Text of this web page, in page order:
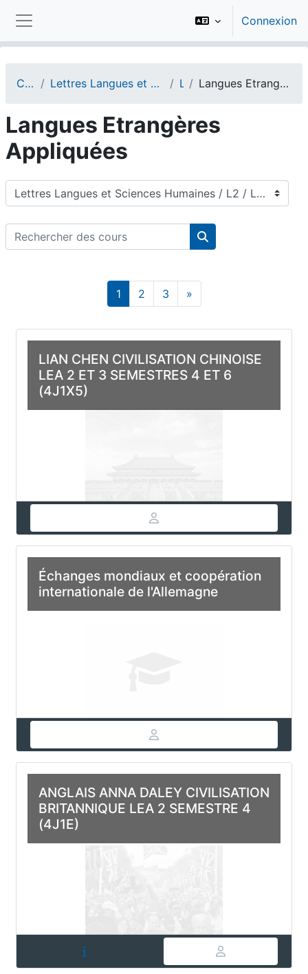
Panneau latéral
Connexion
Cours Lettres Langues et Sciences Humaines L2 Langues Etrangères Appliquées
Langues Etrangères
Appliquées
Catégories de cours
Rechercher des cours
Rechercher des
1Page 1
2Page 2
3Page 3
»Page suivante
LIAN CHEN CIVILISATION CHINOISE
LEA 2 ET 3 SEMESTRES 4 ET 6
(4J1X5)
Échanges mondiaux et coopération
internationale de l'Allemagne
ANGLAIS ANNA DALEY CIVILISATION
BRITANNIQUE LEA 2 SEMESTRE 4
(4J1E)